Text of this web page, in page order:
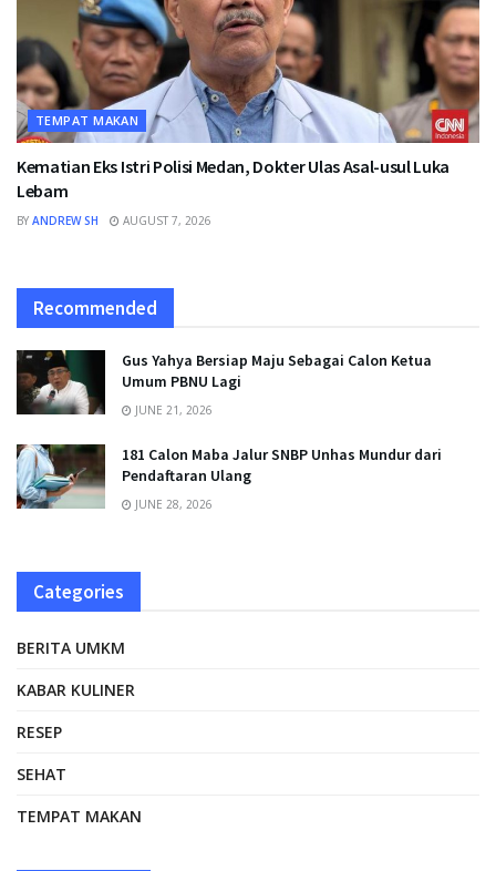
TEMPAT MAKAN
Kematian Eks Istri Polisi Medan, Dokter Ulas Asal-usul Luka
Lebam
BY ANDREW SH AUGUST 7, 2026
Recommended
Gus Yahya Bersiap Maju Sebagai Calon Ketua
Umum PBNU Lagi
JUNE 21, 2026
181 Calon Maba Jalur SNBP Unhas Mundur dari
Pendaftaran Ulang
JUNE 28, 2026
Categories
BERITA UMKM
KABAR KULINER
RESEP
SEHAT
TEMPAT MAKAN